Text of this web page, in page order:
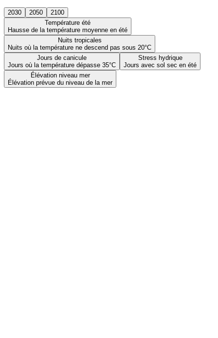
2030 2050
2100
Température été
Hausse de la température moyenne en été
Nuits tropicales
Nuits où la température ne descend pas sous 20°C
Jours de canicule
Jours où la température dépasse 35°C
Stress hydrique
Jours avec sol sec en été
Élévation niveau mer
Élévation prévue du niveau de la mer